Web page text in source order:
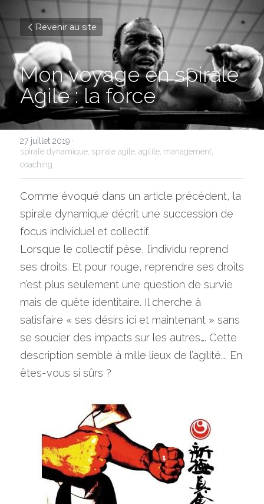
Revenir au site
Mon voyage en spirale
Agile : la force
27 juillet 2019 ·
spirale dynamique, spirale agile, agilite, management,
coaching
Comme évoqué dans un article précédent, la
spirale dynamique décrit une succession de
focus individuel et collectif.
Lorsque le collectif pèse, l’individu reprend
ses droits. Et pour rouge, reprendre ses droits
n’est plus seulement une question de survie
mais de quête identitaire. Il cherche à
satisfaire « ses désirs ici et maintenant » sans
se soucier des impacts sur les autres…. Cette
description semble à mille lieux de l’agilité…. En
êtes-vous si sûrs ?